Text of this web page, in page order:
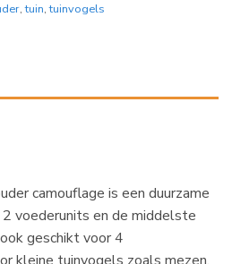
,tuin,tuinvogels
camouflage is een duurzame
voederunits en de middelste
geschikt voor 4